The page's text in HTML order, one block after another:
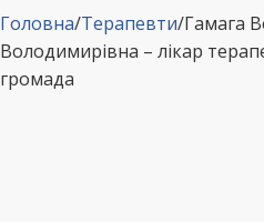
Головна/Терапевти/Гамага
Володимирівна – лікар
громада